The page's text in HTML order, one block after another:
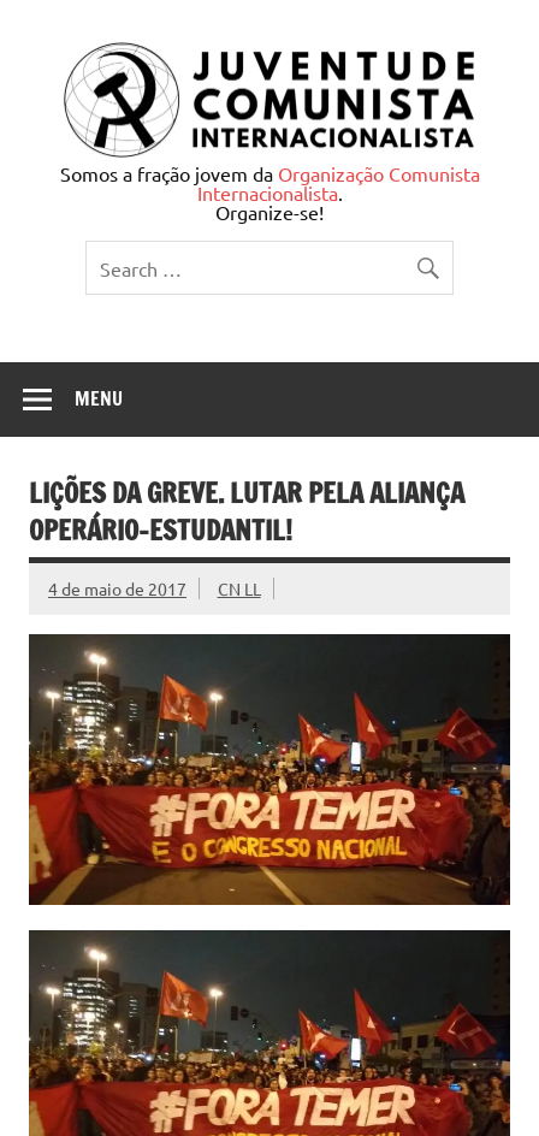
Juventude Comunista
Internacionalista
Somos a fração jovem da Organização Comunista
Internacionalista.
Organize-se!
MENU
LIÇÕES DA GREVE. LUTAR PELA ALIANÇA
OPERÁRIO-ESTUDANTIL!
4 de maio de 2017 CN LL